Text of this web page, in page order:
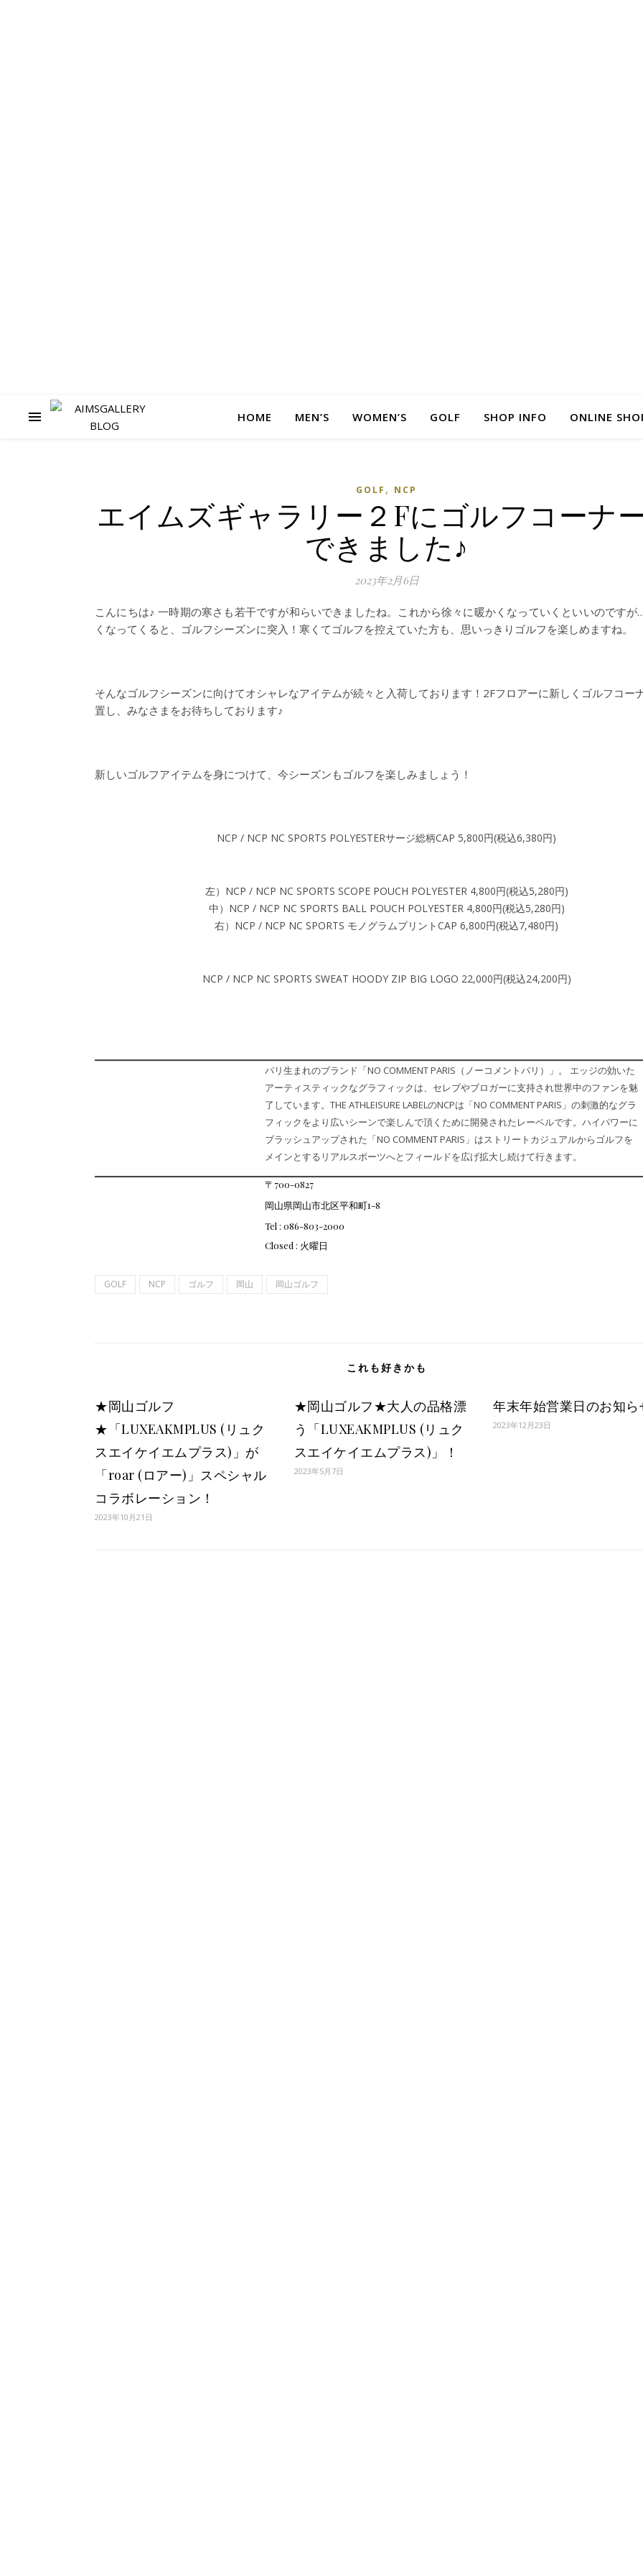
HOME MEN’S WOMEN’S GOLF SHOP INFO ONLINE
GOLF , NCP
エイムズギャラリー２Fにゴルフコーナ
できました♪
2023年2月6日
こんにちは♪ 一時期の寒さも若干ですが和らいできましたね。これから徐々に暖かくなっていくといいのですが
くなってくると、ゴルフシーズンに突入！寒くてゴルフを控えていた方も、思いっきりゴルフを楽しめますね。
そんなゴルフシーズンに向けてオシャレなアイテムが続々と入荷しております！2Fフロアーに新しくゴルフコー
置し、みなさまをお待ちしております♪
新しいゴルフアイテムを身につけて、今シーズンもゴルフを楽しみましょう！
NCP / NCP NC SPORTS POLYESTERサージ総柄CAP 5,800円(税込6,380円)
左）NCP / NCP NC SPORTS SCOPE POUCH POLYESTER 4,800円(税込5,280円)
中）NCP / NCP NC SPORTS BALL POUCH POLYESTER 4,800円(税込5,280円)
右）NCP / NCP NC SPORTS モノグラムプリントCAP 6,800円(税込7,480円)
NCP / NCP NC SPORTS SWEAT HOODY ZIP BIG LOGO 22,000円(税込24,200円)
パリ生まれのブランド「NO COMMENT PARIS（ノーコメントパリ）」。 エッジの効いた
アーティスティックなグラフィックは、セレブやブロガーに支持され世界中のファンを魅
了しています。THE ATHLEISURE LABELのNCPは「NO COMMENT PARIS」の刺激的なグラ
フィックをより広いシーンで楽しんで頂くために開発されたレーベルです。ハイパワーに
ブラッシュアップされた「NO COMMENT PARIS」はストリートカジュアルからゴルフを
メインとするリアルスポーツへとフィールドを広げ拡大し続けて行きます。
〒700-0827
岡山県岡山市北区平和町1-8
Tel : 086-803-2000
Closed : 火曜日
GOLF NCP ゴルフ 岡山 岡山ゴルフ
これも好きかも
★岡山ゴルフ
★「LUXEAKMPLUS (リュク
スエイケイエムプラス)」が
「roar (ロアー)」スペシャル
コラボレーション！
2023年10月21日
★岡山ゴルフ★大人の品格漂
う「LUXEAKMPLUS (リュク
スエイケイエムプラス)」！
2023年5月7日
年末年始営業日のお知ら
2023年12月23日